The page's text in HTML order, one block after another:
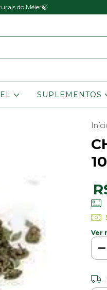
do Méier🍃
SUPLEMENTOS
Ver